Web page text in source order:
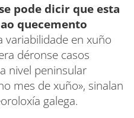
pode dicir que esta
quecemento
variabilidade en xuño
déronse casos
nivel peninsular
mes de xuño», sinalan
galega.